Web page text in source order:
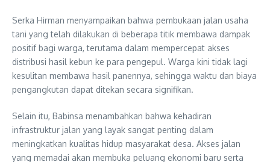
Serka Hirman menyampaikan bahwa pembukaan jalan usaha
tani yang telah dilakukan di beberapa titik membawa dampak
positif bagi warga, terutama dalam mempercepat akses
distribusi hasil kebun ke para pengepul. Warga kini tidak lagi
kesulitan membawa hasil panennya, sehingga waktu dan biaya
pengangkutan dapat ditekan secara signifikan.
Selain itu, Babinsa menambahkan bahwa kehadiran
infrastruktur jalan yang layak sangat penting dalam
meningkatkan kualitas hidup masyarakat desa. Akses jalan
yang memadai akan membuka peluang ekonomi baru serta